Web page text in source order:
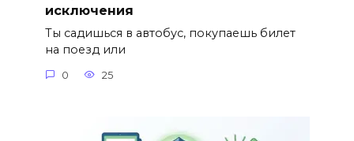
исключения
Ты садишься в автобус, покупаешь билет
на поезд или
0 25